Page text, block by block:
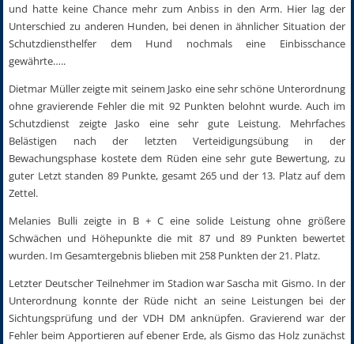
und hatte keine Chance mehr zum Anbiss in den Arm. Hier lag der
Unterschied zu anderen Hunden, bei denen in ähnlicher Situation der
Schutzdiensthelfer dem Hund nochmals eine Einbisschance
gewährte…..
Dietmar Müller zeigte mit seinem Jasko eine sehr schöne Unterordnung
ohne gravierende Fehler die mit 92 Punkten belohnt wurde. Auch im
Schutzdienst zeigte Jasko eine sehr gute Leistung. Mehrfaches
Belästigen nach der letzten Verteidigungsübung in der
Bewachungsphase kostete dem Rüden eine sehr gute Bewertung, zu
guter Letzt standen 89 Punkte, gesamt 265 und der 13. Platz auf dem
Zettel.
Melanies Bulli zeigte in B + C eine solide Leistung ohne größere
Schwächen und Höhepunkte die mit 87 und 89 Punkten bewertet
wurden. Im Gesamtergebnis blieben mit 258 Punkten der 21. Platz.
Letzter Deutscher Teilnehmer im Stadion war Sascha mit Gismo. In der
Unterordnung konnte der Rüde nicht an seine Leistungen bei der
Sichtungsprüfung und der VDH DM anknüpfen. Gravierend war der
Fehler beim Apportieren auf ebener Erde, als Gismo das Holz zunächst